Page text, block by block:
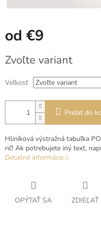
od €9
cena:
Zvoľte variant
Veľkosť
Pridať do
Hliníková výstražná tabuľka
rič! Ak potrebujete iný text,
Detailné informácie
OPÝTAŤ SA ZDIEĽAŤ